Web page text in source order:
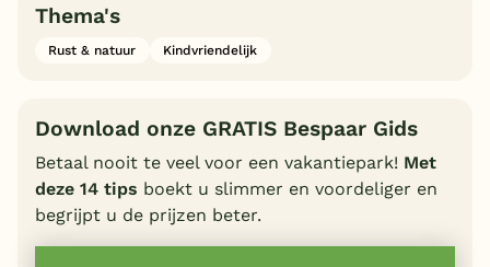
Thema's
Rust & natuur Kindvriendelijk
Download onze GRATIS Bespaar Gids
Betaal nooit te veel voor een vakantiepark! Met
deze 14 tips boekt u slimmer en voordeliger en
begrijpt u de prijzen beter.